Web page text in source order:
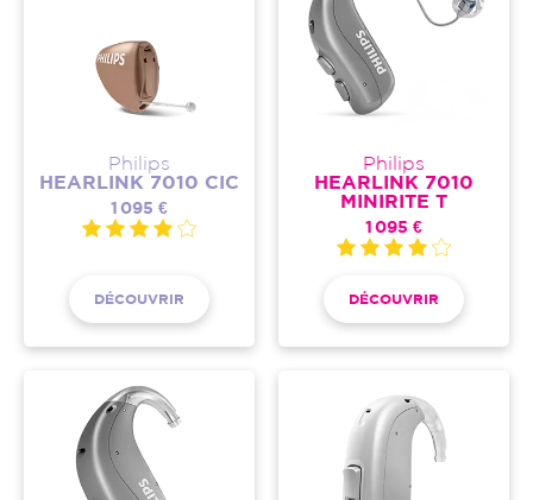
Philips
HEARLINK 7010 CIC
1 095 €
DÉCOUVRIR
Philips
HEARLINK 7010
MINIRITE T
1 095 €
DÉCOUVRIR